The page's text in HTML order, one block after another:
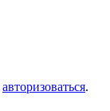
авторизоваться.